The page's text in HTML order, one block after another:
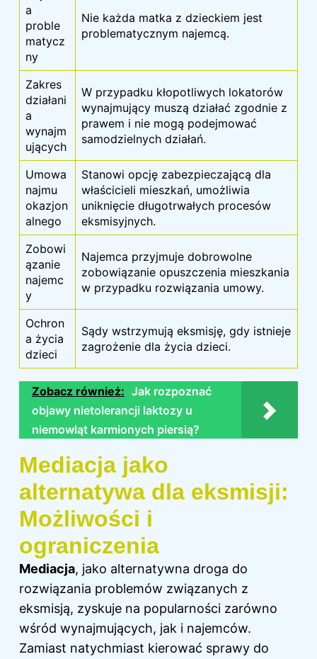
a
proble
matycz
ny
Nie każda matka z dzieckiem jest
problematycznym najemcą.
Zakres
działani
a
wynajm
ujących
W przypadku kłopotliwych lokatorów
wynajmujący muszą działać zgodnie z
prawem i nie mogą podejmować
samodzielnych działań.
Umowa
najmu
okazjon
alnego
Stanowi opcję zabezpieczającą dla
właścicieli mieszkań, umożliwia
uniknięcie długotrwałych procesów
eksmisyjnych.
Zobowi
ązanie
najemc
y
Najemca przyjmuje dobrowolne
zobowiązanie opuszczenia mieszkania
w przypadku rozwiązania umowy.
Ochron
a życia
dzieci
Sądy wstrzymują eksmisję, gdy istnieje
zagrożenie dla życia dzieci.
Zobacz również: Jak rozpoznać
objawy nietolerancji laktozy u
niemowląt karmionych piersią?
Mediacja jako
alternatywa dla eksmisji:
Możliwości i
ograniczenia
Mediacja, jako alternatywna droga do
rozwiązania problemów związanych z
eksmisją, zyskuje na popularności zarówno
wśród wynajmujących, jak i najemców.
Zamiast natychmiast kierować sprawy do